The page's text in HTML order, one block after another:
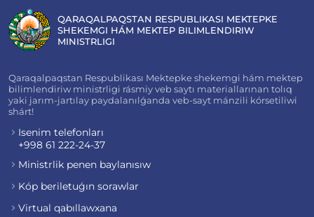
QARAQALPAQSTAN RESPUBLIKASI MEKTEPKE
SHEKEMGI HÁM MEKTEP BILIMLENDIRIW
MINISTRLIGI
Qaraqalpaqstan Respublikası Mektepke shekemgi hám mektep
bilimlendiriw ministrligi rásmiy veb saytı materiallarınan tolıq
yaki jarım-jartılay paydalanılǵanda veb-sayt mánzili kórsetiliwi
shárt!
Isenim telefonları
+998 61 222-24-37
Ministrlik penen baylanısıw
Kóp beriletuǵın sorawlar
Virtual qabıllawxana